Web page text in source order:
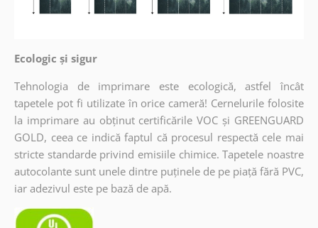
Ecologic și sigur
Tehnologia de imprimare este ecologică, astfel încât
tapetele pot fi utilizate în orice cameră! Cernelurile folosite
la imprimare au obținut certificările VOC și GREENGUARD
GOLD, ceea ce indică faptul că procesul respectă cele mai
stricte standarde privind emisiile chimice. Tapetele noastre
autocolante sunt unele dintre puținele de pe piață fără PVC,
iar adezivul este pe bază de apă.